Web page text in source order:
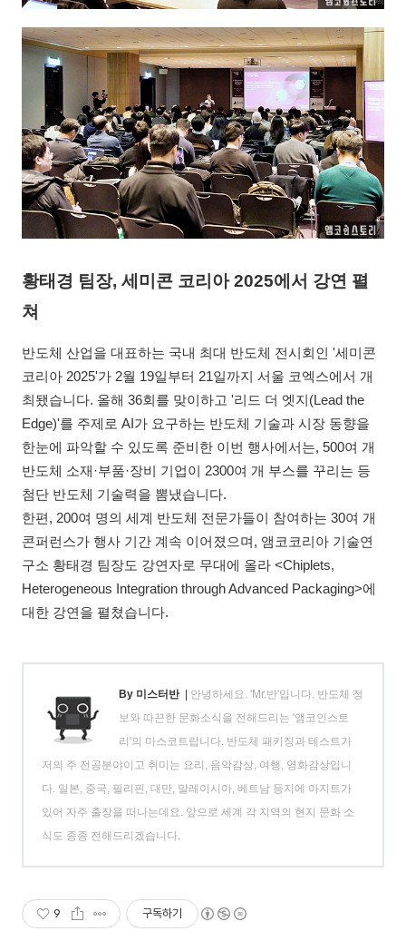
황태경 팀장, 세미콘 코리아 2025에서 강연 펼
쳐
반도체 산업을 대표하는 국내 최대 반도체 전시회인 '세미콘
코리아 2025'가 2월 19일부터 21일까지 서울 코엑스에서 개
최됐습니다. 올해 36회를 맞이하고 '리드 더 엣지(Lead the
Edge)'를 주제로 AI가 요구하는 반도체 기술과 시장 동향을
한눈에 파악할 수 있도록 준비한 이번 행사에서는, 500여 개
반도체 소재·부품·장비 기업이 2300여 개 부스를 꾸리는 등
첨단 반도체 기술력을 뽐냈습니다.
한편, 200여 명의 세계 반도체 전문가들이 참여하는 30여 개
콘퍼런스가 행사 기간 계속 이어졌으며, 앰코코리아 기술연
구소 황태경 팀장도 강연자로 무대에 올라 <Chiplets,
Heterogeneous Integration through Advanced Packaging>에
대한 강연을 펼쳤습니다.
By 미스터반 | 안녕하세요. 'Mr.반'입니다. 반도체 정
보와 따끈한 문화소식을 전해드리는 '앰코인스토
리'의 마스코트랍니다. 반도체 패키징과 테스트가
저의 주 전공분야이고 취미는 요리, 음악감상, 여행, 영화감상입니
다. 일본, 중국, 필리핀, 대만, 말레이시아, 베트남 등지에 아지트가
있어 자주 출장을 떠나는데요. 앞으로 세계 각 지역의 현지 문화 소
식도 종종 전해드리겠습니다.
9 구독하기